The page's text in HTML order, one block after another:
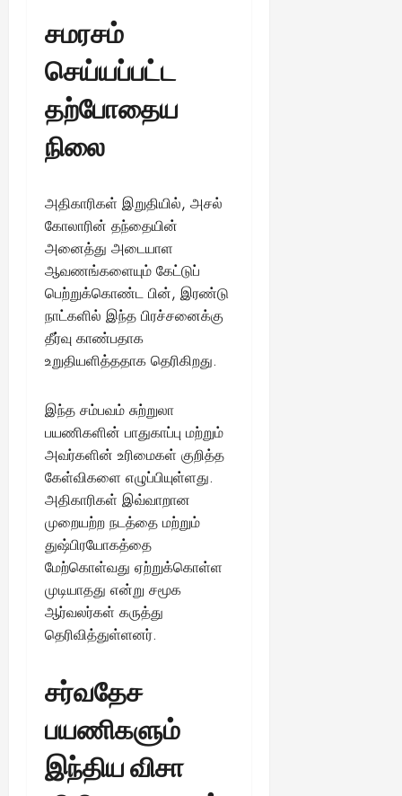
சமரசம்
செய்யப்பட்ட
தற்போதைய
நிலை
அதிகாரிகள் இறுதியில், அசல்
கோலாரின் தந்தையின்
அனைத்து அடையாள
ஆவணங்களையும் கேட்டுப்
பெற்றுக்கொண்ட பின், இரண்டு
நாட்களில் இந்த பிரச்சனைக்கு
தீர்வு காண்பதாக
உறுதியளித்ததாக தெரிகிறது.
இந்த சம்பவம் சுற்றுலா
பயணிகளின் பாதுகாப்பு மற்றும்
அவர்களின் உரிமைகள் குறித்த
கேள்விகளை எழுப்பியுள்ளது.
அதிகாரிகள் இவ்வாறான
முறையற்ற நடத்தை மற்றும்
துஷ்பிரயோகத்தை
மேற்கொள்வது ஏற்றுக்கொள்ள
முடியாதது என்று சமூக
ஆர்வலர்கள் கருத்து
தெரிவித்துள்ளனர்.
சர்வதேச
பயணிகளும்
இந்திய விசா